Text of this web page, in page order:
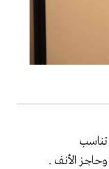
تناسب
الأنف .